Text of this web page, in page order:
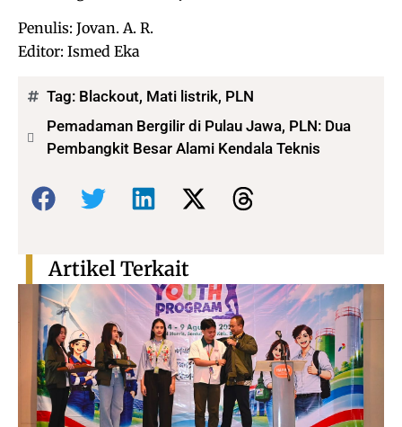
Penulis: Jovan. A. R.
Editor: Ismed Eka
Tag: Blackout, Mati listrik, PLN
Pemadaman Bergilir di Pulau Jawa, PLN: Dua
Pembangkit Besar Alami Kendala Teknis
Bagikan:
Artikel Terkait